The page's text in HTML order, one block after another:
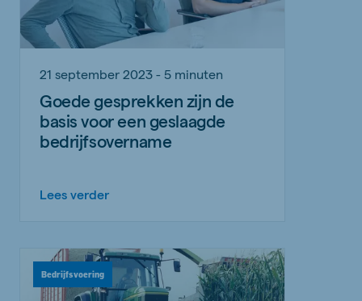
21 september 2023 - 5 minuten
Goede gesprekken zijn de
basis voor een geslaagde
bedrijfsovername
Lees verder
Bedrijfsvoering